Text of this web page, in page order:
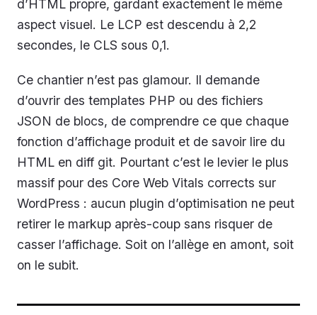
d’HTML propre, gardant exactement le même
aspect visuel. Le LCP est descendu à 2,2
secondes, le CLS sous 0,1.
Ce chantier n’est pas glamour. Il demande
d’ouvrir des templates PHP ou des fichiers
JSON de blocs, de comprendre ce que chaque
fonction d’affichage produit et de savoir lire du
HTML en diff git. Pourtant c’est le levier le plus
massif pour des Core Web Vitals corrects sur
WordPress : aucun plugin d’optimisation ne peut
retirer le markup après-coup sans risquer de
casser l’affichage. Soit on l’allège en amont, soit
on le subit.